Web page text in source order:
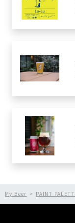
My Beer PAINT